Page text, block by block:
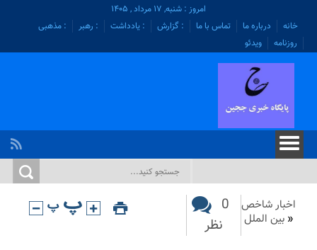
امروز : شنبه, ۱۷ مرداد , ۱۴۰۵
خانه
درباره ما تماس با ما : گزارش : یادداشت : رهبر
: مذهبی
روزنامه
ویدئو
اخبار شاخص
« بین الملل
0
نظر